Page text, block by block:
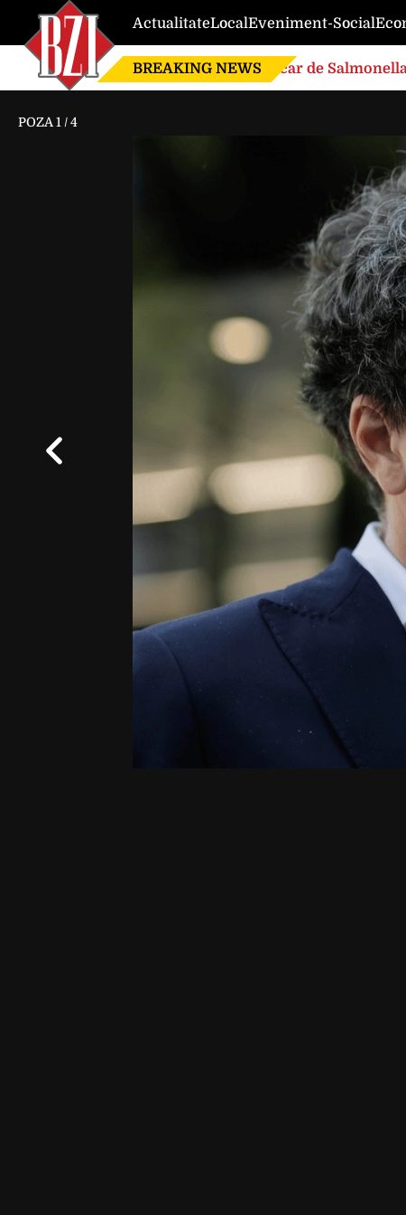
ActualitateLocalEveniment-Social
BREAKING NEWS Focar de
POZA 1 /4